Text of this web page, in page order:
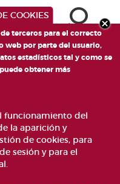
VALÈNCIA 46003
COOKIES
terceros para el correcto
por parte del usuario,
estadísticos tal y como se
obtener más
funcionamiento del
la aparición y
de cookies, para
sesión y para el